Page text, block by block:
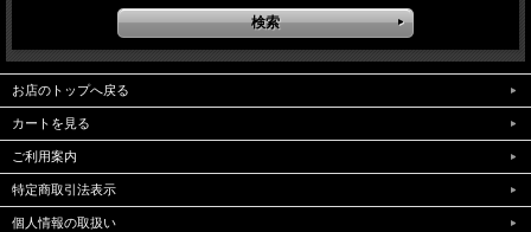
お店のトップへ戻る
カートを見る
ご利用案内
特定商取引法表示
個人情報の取扱い